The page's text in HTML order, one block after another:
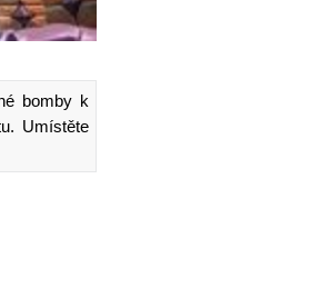
bomby k
Umístěte